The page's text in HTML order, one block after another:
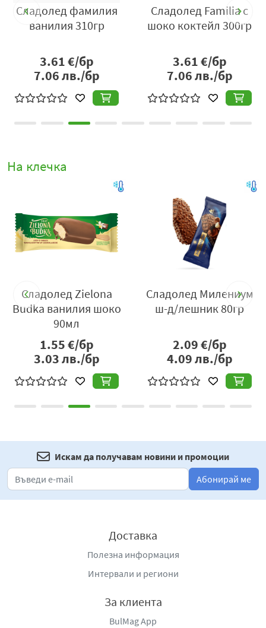
Сладолед фамилия
ванилия 310гр
3.61€/бр
7.06лв./бр
Сладолед Familia с
шоко коктейл 300гр
3.61€/бр
7.06лв./бр
На клечка
Сладолед Zielona
Budka ванилия шоко
90мл
1.55€/бр
3.03лв./бр
Сладолед Милениум
ш-д/лешник 80гр
2.09€/бр
4.09лв./бр
Искам да получавам новини и промоции
Абонирай ме
Доставка
Полезна информация
Интервали и региони
За клиента
BulMag App